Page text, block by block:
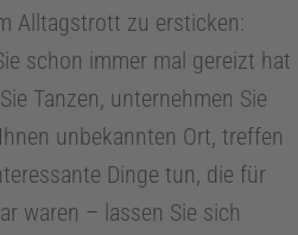
Alltagstrott zu ersticken:
schon immer mal gereizt hat
Tanzen, unternehmen Sie
unbekannten Ort, treffen
Dinge tun, die für
waren – lassen Sie sich